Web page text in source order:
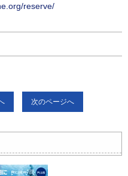
reserve/
次のページへ